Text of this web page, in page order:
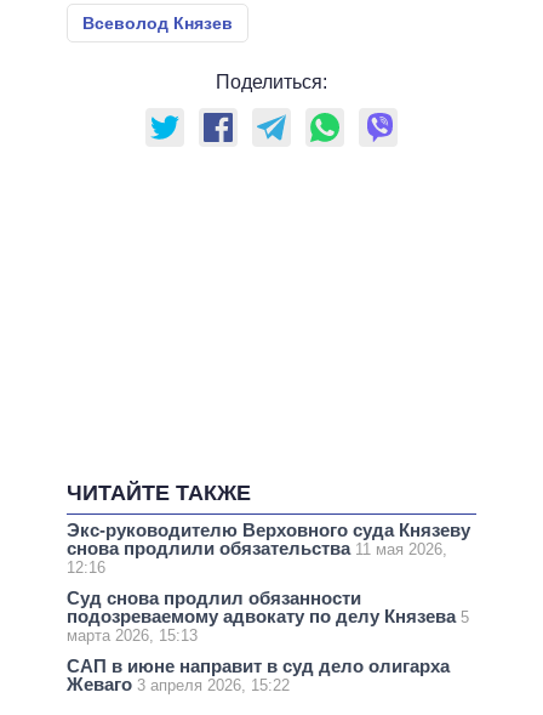
Всеволод Князев
Поделиться:
ЧИТАЙТЕ ТАКЖЕ
Экс-руководителю Верховного суда Князеву
снова продлили обязательства 11 мая 2026,
12:16
Суд снова продлил обязанности
подозреваемому адвокату по делу Князева 5
марта 2026, 15:13
САП в июне направит в суд дело олигарха
Жеваго 3 апреля 2026, 15:22